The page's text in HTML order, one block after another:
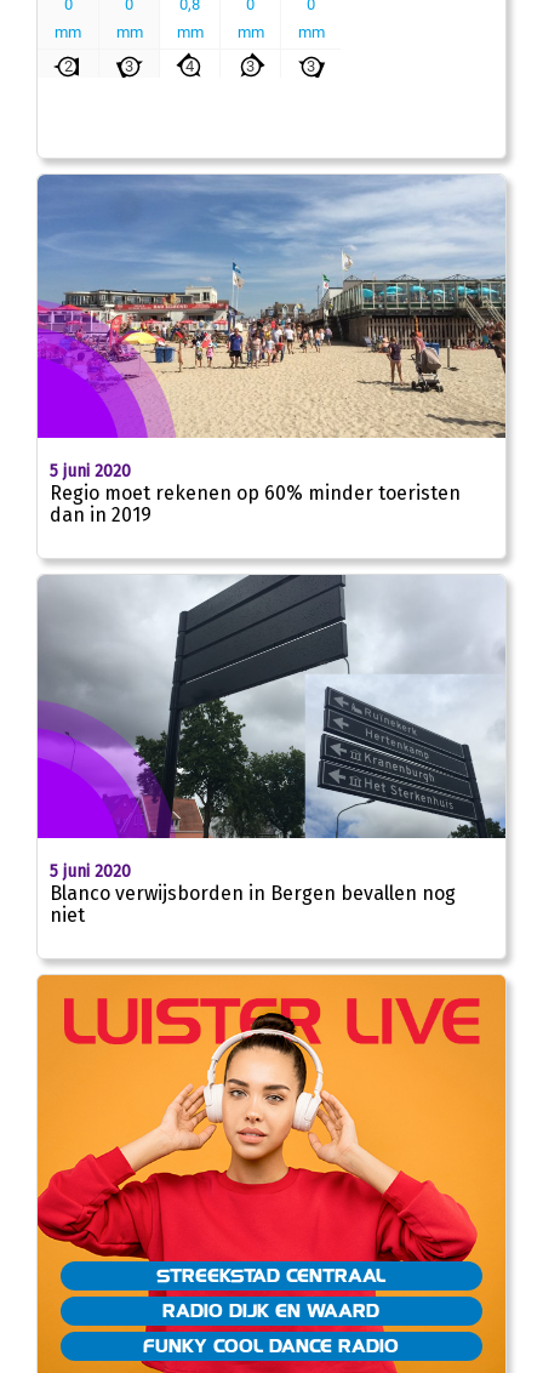
5 juni 2020
Regio moet rekenen op 60% minder toeristen
dan in 2019
5 juni 2020
Blanco verwijsborden in Bergen bevallen nog
niet
STREEKSTAD CENTRAAL
RADIO DIJK EN WAARD
FUNKY COOL DANCE RADIO